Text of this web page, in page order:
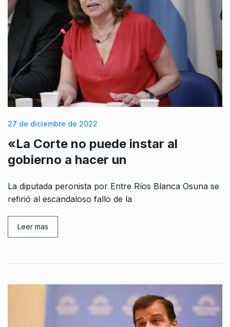
27 de diciembre de 2022
«La Corte no puede instar al
gobierno a hacer un
La diputada peronista por Entre Ríos Blanca Osuna se
refirió al escandaloso fallo de la
Leer mas